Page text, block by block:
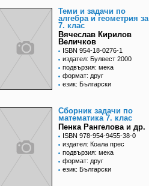
Теми и задачи по
алгебра и геометрия за
7. клас
Вячеслав Кирилов
Величков
ISBN 954-18-0276-1
издател: Булвест 2000
подвързия: мека
формат: друг
език: Български
Сборник задачи по
математика 7. клас
Пенка Рангелова и др.
ISBN 978-954-9455-38-0
издател: Коала прес
подвързия: мека
формат: друг
език: Български